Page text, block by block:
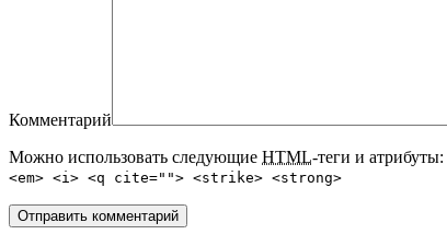
Комментарий
Можно использовать следующие HTML-теги и атрибуты:
<em> <i> <q cite=""> <strike> <strong>